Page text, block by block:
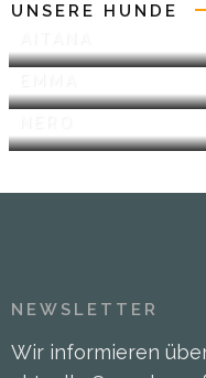
UNSERE HUNDE
NEWSLETTER
Wir informieren